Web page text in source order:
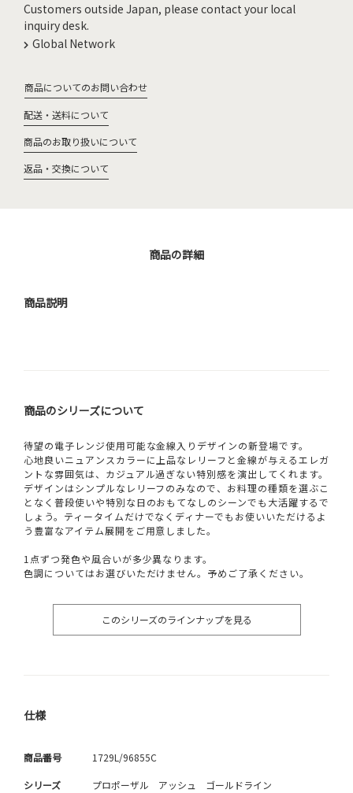
Customers outside Japan, please contact your local
inquiry desk.
Global Network
商品についてのお問い合わせ
配送・送料について
商品のお取り扱いについて
返品・交換について
商品の詳細
商品説明
商品のシリーズについて
待望の電子レンジ使用可能な金線入りデザインの新登場です。
心地良いニュアンスカラーに上品なレリーフと金線が与えるエレガ
ントな雰囲気は、カジュアル過ぎない特別感を演出してくれます。
デザインはシンプルなレリーフのみなので、お料理の種類を選ぶこ
となく普段使いや特別な日のおもてなしのシーンでも大活躍するで
しょう。ティータイムだけでなくディナーでもお使いいただけるよ
う豊富なアイテム展開をご用意しました。
1点ずつ発色や風合いが多少異なります。
色調についてはお選びいただけません。予めご了承ください。
このシリーズのラインナップを見る
仕様
商品番号 1729L/96855C
シリーズ プロポーザル アッシュ ゴールドライン